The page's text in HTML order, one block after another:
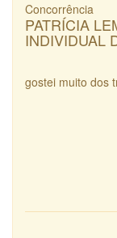
Concorrência
PATRÍCIA
INDIVIDUAL
gostei muito dos